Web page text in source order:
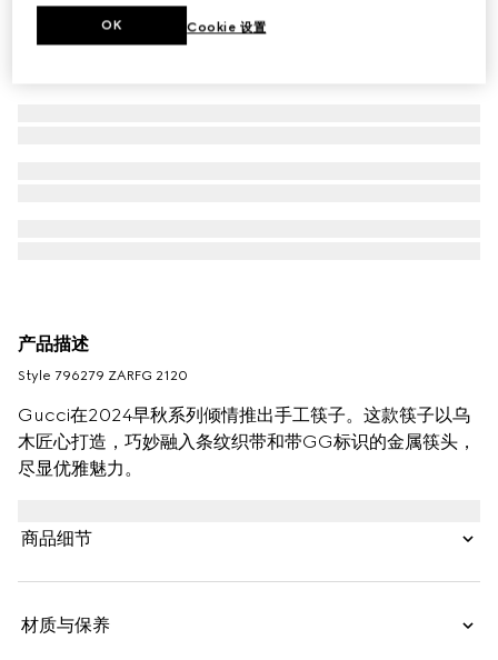
产品描述
Style ‎796279 ZARFG 2120
Gucci在2024早秋系列倾情推出手工筷子。这款筷子以乌
木匠心打造，巧妙融入条纹织带和带GG标识的金属筷头，
尽显优雅魅力。
商品细节
材质与保养
Cookie 设置
OK